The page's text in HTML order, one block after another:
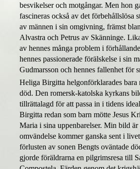
besvikelser och motgångar. Men hon
fascineras också av det förbehållslösa
av männen i sin omgivning, främst
Alvastra och Petrus av Skänninge.
av hennes många problem i
hennes passionerade förälskelse i sin
Gudmarsson och hennes fallenhet för
Heliga Birgitta helgonförklarades bara
död. Den romersk-katolska kyrkans
tillrättalagd för att passa in i tidens
Birgitta redansom barn mötte Jesus
Maria i sina uppenbarelser. Min bild är
omvändelse kommer ganska sent i livet
förlusten av sonen Bengts oväntade
gjorde föräldrarnaen pilgrimsresa till